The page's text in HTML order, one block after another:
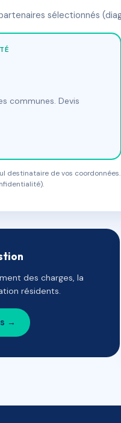
sélectionnés
communes. Devis
destinataire de vos
des charges, la
résidents.
→